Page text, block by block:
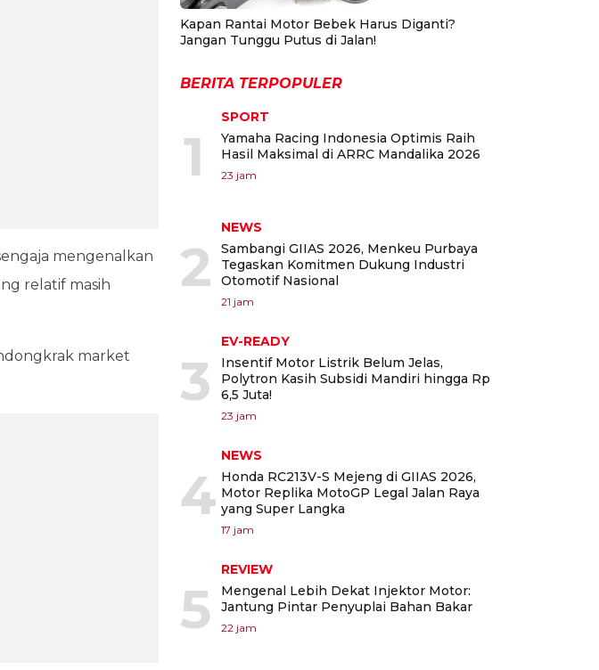
mengenalkan
relatif masih
market
Kapan Rantai Motor Bebek Harus Diganti?
Jangan Tunggu Putus di Jalan!
BERITA TERPOPULER
1
SPORT
Yamaha Racing Indonesia Optimis Raih
Hasil Maksimal di ARRC Mandalika 2026
23 jam
2
NEWS
Sambangi GIIAS 2026, Menkeu Purbaya
Tegaskan Komitmen Dukung Industri
Otomotif Nasional
21 jam
3
EV-READY
Insentif Motor Listrik Belum Jelas,
Polytron Kasih Subsidi Mandiri hingga Rp
6,5 Juta!
23 jam
4
NEWS
Honda RC213V-S Mejeng di GIIAS 2026,
Motor Replika MotoGP Legal Jalan Raya
yang Super Langka
17 jam
5
REVIEW
Mengenal Lebih Dekat Injektor Motor:
Jantung Pintar Penyuplai Bahan Bakar
22 jam